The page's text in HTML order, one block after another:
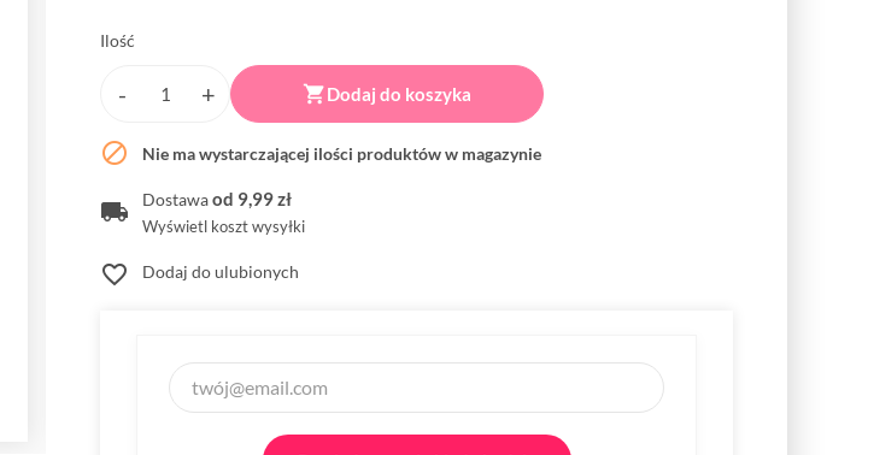
Ilość
Dodaj do koszyka
 Nie ma wystarczającej ilości produktów w magazynie
Dostawaod 9,99 zł
Wyświetl koszt wysyłki
favorite_border Dodaj do ulubionych